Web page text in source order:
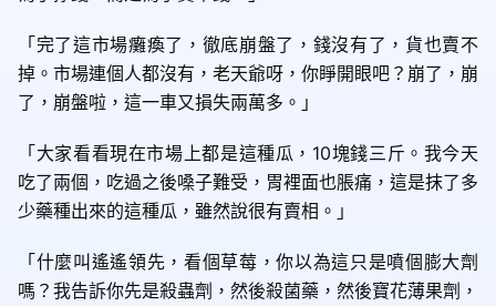
「完了這市場癱瘓了，徹底崩盤了，錢沒有了，貨也賣不
掉。市場連個人都沒有，老天爺呀，你睜開眼吧？崩了，崩
了，崩盤啦，這一車又損失兩萬多。」
「大家看看現在市場上都是這種瓜，10塊錢三斤。我今天
吃了兩個，吃過之後嗓子難受，胃裡面也脹痛，這是抹了多
少藥種出來的這種瓜，雖然說很有賣相。」
「什麼叫遙遙領先，看個草莓，你以為這只是噴個膨大劑
嗎？我告訴你先是殺蟲劑，然後殺菌藥，然後寶花薄果劑，